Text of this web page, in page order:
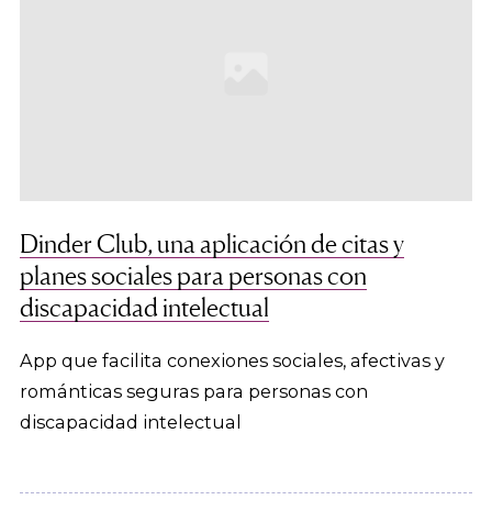
Dinder Club, una aplicación de citas y
planes sociales para personas con
discapacidad intelectual
App que facilita conexiones sociales, afectivas y
románticas seguras para personas con
discapacidad intelectual